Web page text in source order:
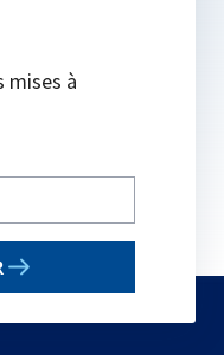
mises à